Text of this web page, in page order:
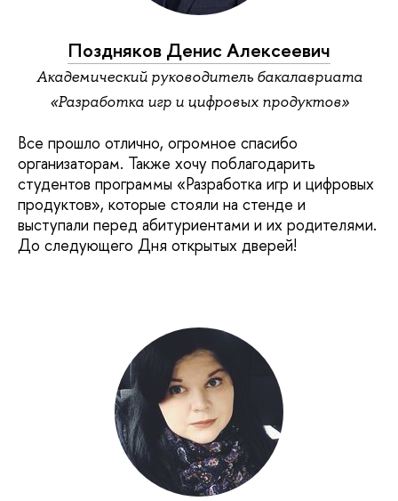
Поздняков Денис Алексеевич
Академический руководитель бакалавриата
«Разработка игр и цифровых продуктов»
Все прошло отлично, огромное спасибо
организаторам. Также хочу поблагодарить
студентов программы «Разработка игр и цифровых
продуктов», которые стояли на стенде и
выступали перед абитуриентами и их родителями.
До следующего Дня открытых дверей!